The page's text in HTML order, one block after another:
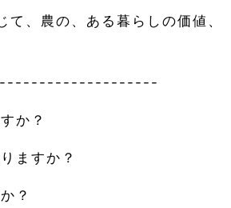
、農の、ある暮らしの価値、
か？
ますか？
？